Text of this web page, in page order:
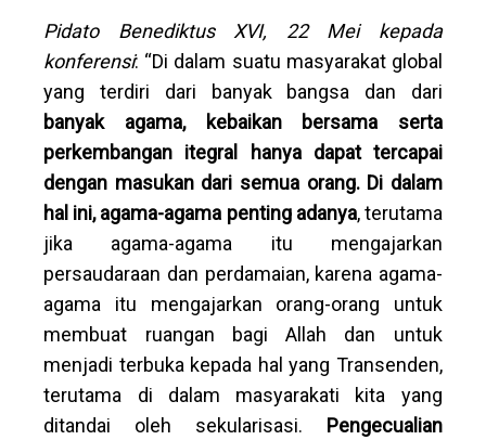
Pidato Benediktus XVI, 22 Mei kepada
konferensi: “Di dalam suatu masyarakat global
yang terdiri dari banyak bangsa dan dari
banyak agama, kebaikan bersama serta
perkembangan itegral hanya dapat tercapai
dengan masukan dari semua orang. Di dalam
hal ini, agama-agama penting adanya, terutama
jika agama-agama itu mengajarkan
persaudaraan dan perdamaian, karena agama-
agama itu mengajarkan orang-orang untuk
membuat ruangan bagi Allah dan untuk
menjadi terbuka kepada hal yang Transenden,
terutama di dalam masyarakati kita yang
ditandai oleh sekularisasi. Pengecualian